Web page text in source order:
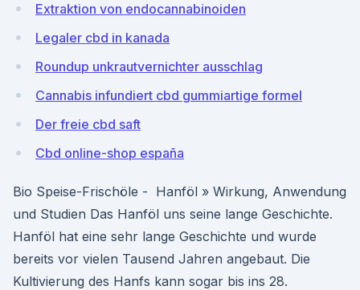
Extraktion von endocannabinoiden
Legaler cbd in kanada
Roundup unkrautvernichter ausschlag
Cannabis infundiert cbd gummiartige formel
Der freie cbd saft
Cbd online-shop españa
Bio Speise-Frischöle - Hanföl » Wirkung, Anwendung
und Studien Das Hanföl uns seine lange Geschichte.
Hanföl hat eine sehr lange Geschichte und wurde
bereits vor vielen Tausend Jahren angebaut. Die
Kultivierung des Hanfs kann sogar bis ins 28.